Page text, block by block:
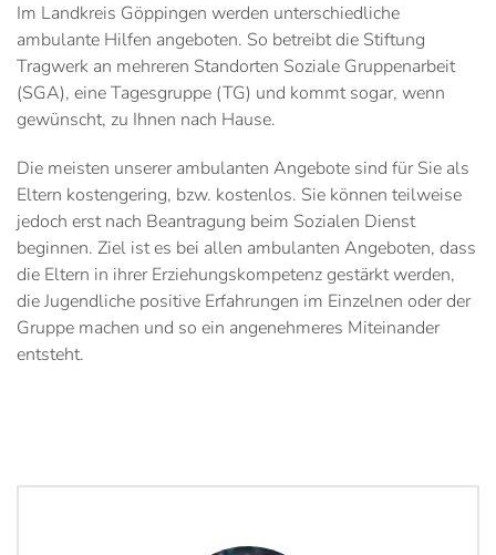
Im Landkreis Göppingen werden unterschiedliche
ambulante Hilfen angeboten. So betreibt die Stiftung
Tragwerk an mehreren Standorten Soziale Gruppenarbeit
(SGA), eine Tagesgruppe (TG) und kommt sogar, wenn
gewünscht, zu Ihnen nach Hause.
Die meisten unserer ambulanten Angebote sind für Sie als
Eltern kostengering, bzw. kostenlos. Sie können teilweise
jedoch erst nach Beantragung beim Sozialen Dienst
beginnen. Ziel ist es bei allen ambulanten Angeboten, dass
die Eltern in ihrer Erziehungskompetenz gestärkt werden,
die Jugendliche positive Erfahrungen im Einzelnen oder der
Gruppe machen und so ein angenehmeres Miteinander
entsteht.